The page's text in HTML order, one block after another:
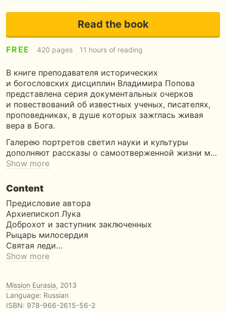
Read the book
FREE 420 pages 11 hours of reading
В книге преподавателя исторических
и богословских дисциплин Владимира Попова
представлена серия документальных очерков
и повествований об известных ученых, писателях,
проповедниках, в душе которых зажглась живая
вера в Бога.
Галерею портретов светил науки и культуры
дополняют рассказы о самоотверженной жизни м…
Show more
Content
Предисловие автора
Архиепископ Лука
Доброхот и заступник заключенных
Рыцарь милосердия
Святая леди…
Show more
Mission Eurasia, 2013
Language: Russian
ISBN: 978-966-2615-56-2